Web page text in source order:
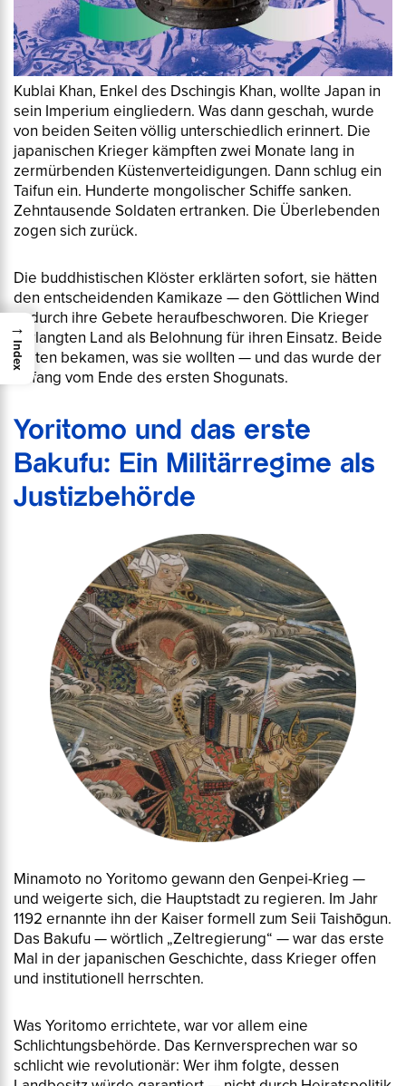
Kublai Khan, Enkel des Dschingis Khan, wollte Japan in
sein Imperium eingliedern. Was dann geschah, wurde
von beiden Seiten völlig unterschiedlich erinnert. Die
japanischen Krieger kämpften zwei Monate lang in
zermürbenden Küstenverteidigungen. Dann schlug ein
Taifun ein. Hunderte mongolischer Schiffe sanken.
Zehntausende Soldaten ertranken. Die Überlebenden
zogen sich zurück.
Die buddhistischen Klöster erklärten sofort, sie hätten
den entscheidenden Kamikaze — den Göttlichen Wind
— durch ihre Gebete heraufbeschworen. Die Krieger
verlangten Land als Belohnung für ihren Einsatz. Beide
Seiten bekamen, was sie wollten — und das wurde der
Anfang vom Ende des ersten Shogunats.
Yoritomo und das erste
Bakufu: Ein Militärregime als
Justizbehörde
Minamoto no Yoritomo gewann den Genpei-Krieg —
und weigerte sich, die Hauptstadt zu regieren. Im Jahr
1192 ernannte ihn der Kaiser formell zum Seii Taishōgun.
Das Bakufu — wörtlich „Zeltregierung“ — war das erste
Mal in der japanischen Geschichte, dass Krieger offen
und institutionell herrschten.
Was Yoritomo errichtete, war vor allem eine
Schlichtungsbehörde. Das Kernversprechen war so
schlicht wie revolutionär: Wer ihm folgte, dessen
→
Index